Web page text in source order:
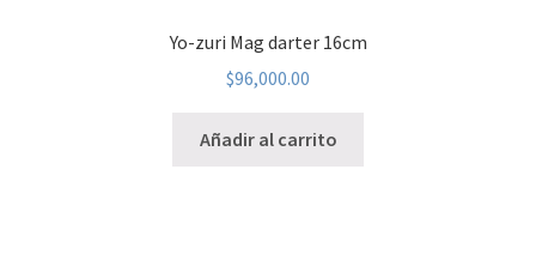
Yo-zuri Mag darter 16cm
$96,000.00
Añadir al carrito